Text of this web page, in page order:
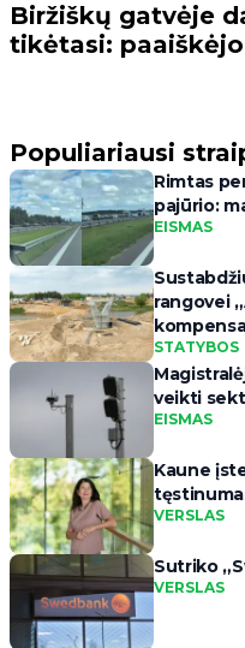
Biržiškų gatvėje
tikėtasi:
Populiariausi
Rimtas
pajūrio:
EISMAS
rangovei
STATYBOS
veikti
EISMAS
Kaune
VERSLAS
Sutriko
VERSLAS